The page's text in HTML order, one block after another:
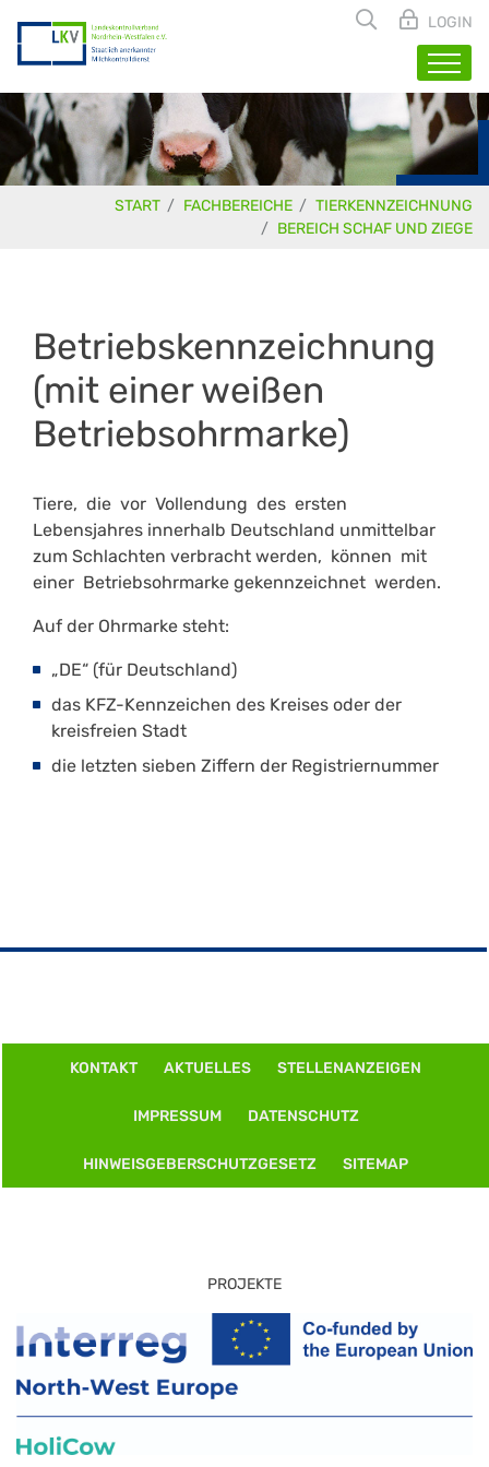
LOGIN
START FACHBEREICHE
TIERKENNZEICHNUNG
BEREICH SCHAF UND ZIEGE
Betriebskennzeichnung
(mit einer weißen
Betriebsohrmarke)
Tiere, die vor Vollendung des ersten
Lebensjahres innerhalb Deutschland unmittelbar
zum Schlachten verbracht werden, können mit
einer Betriebsohrmarke gekennzeichnet werden.
Auf der Ohrmarke steht:
„DE“ (für Deutschland)
das KFZ-Kennzeichen des Kreises oder der
kreisfreien Stadt
die letzten sieben Ziffern der Registriernummer
KONTAKT AKTUELLES STELLENANZEIGEN
IMPRESSUM DATENSCHUTZ
HINWEISGEBERSCHUTZGESETZ SITEMAP
PROJEKTE